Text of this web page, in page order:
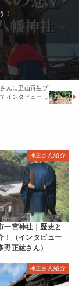
んに里山再生プ
インタビューし
神主さん紹介
一宮神社｜歴史と
！（インタビュー
正紘さん）
神主さん紹介